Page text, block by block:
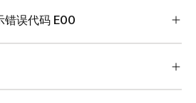
错误代码 E00